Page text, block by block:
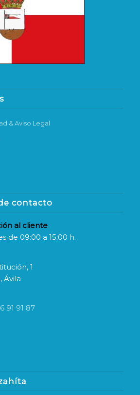
& Aviso Legal
contacto
al cliente
de 09:00 a 15:00 h.
1
Ávila
91 91 87